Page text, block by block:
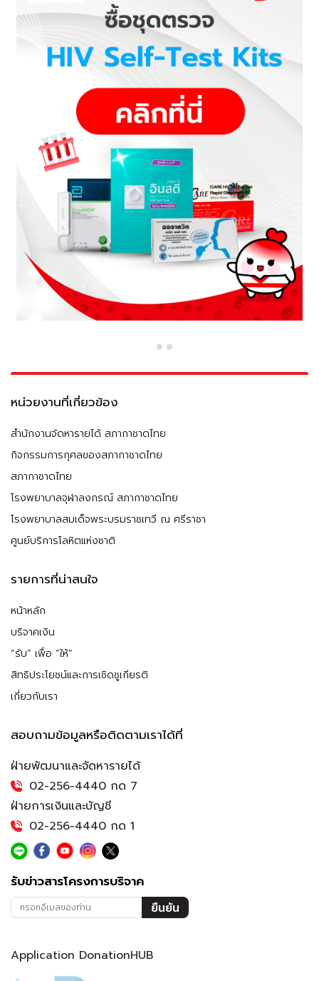
หน่วยงานที่เกี่ยวข้อง
สำนักงานจัดหารายได้ สภากาชาดไทย
กิจกรรมการกุศลของสภากาชาดไทย
สภากาชาดไทย
โรงพยาบาลจุฬาลงกรณ์ สภากาชาดไทย
โรงพยาบาลสมเด็จพระบรมราชเทวี ณ ศรีราชา
ศูนย์บริการโลหิตแห่งชาติ
รายการที่น่าสนใจ
หน้าหลัก
บริจาคเงิน
“รับ” เพื่อ “ให้”
สิทธิประโยชน์และการเชิดชูเกียรติ
เกี่ยวกับเรา
สอบถามข้อมูลหรือติดตามเราได้ที่
ฝ่ายพัฒนาและจัดหารายได้
02-256-4440 กด 7
ฝ่ายการเงินและบัญชี
02-256-4440 กด 1
รับข่าวสารโครงการบริจาค
ยืนยัน
Application DonationHUB